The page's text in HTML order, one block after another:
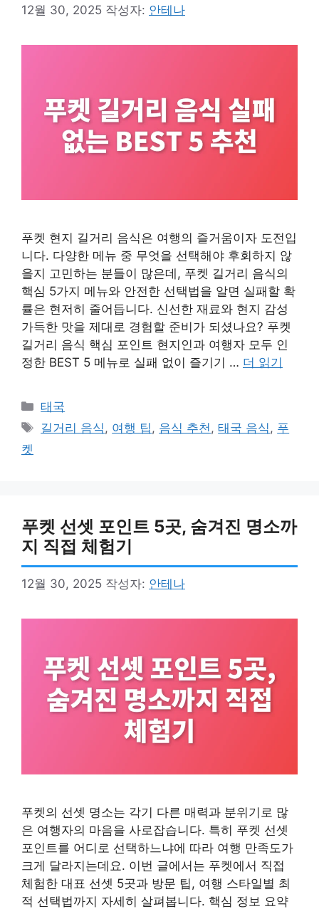
12월 30, 2025 작성자: 안테나
푸켓 현지 길거리 음식은 여행의 즐거움이자 도전입
니다. 다양한 메뉴 중 무엇을 선택해야 후회하지 않
을지 고민하는 분들이 많은데, 푸켓 길거리 음식의
핵심 5가지 메뉴와 안전한 선택법을 알면 실패할 확
률은 현저히 줄어듭니다. 신선한 재료와 현지 감성
가득한 맛을 제대로 경험할 준비가 되셨나요? 푸켓
길거리 음식 핵심 포인트 현지인과 여행자 모두 인
정한 BEST 5 메뉴로 실패 없이 즐기기 … 더 읽기
카
테
태국
태
길거리 음식 , 여행 팁 , 음식 추천 ,태국 음식 , 푸
켓
푸켓 선셋 포인트 5곳, 숨겨진 명소까
지 직접 체험기
12월 30, 2025 작성자: 안테나
푸켓의 선셋 명소는 각기 다른 매력과 분위기로 많
은 여행자의 마음을 사로잡습니다. 특히 푸켓 선셋
포인트를 어디로 선택하느냐에 따라 여행 만족도가
크게 달라지는데요. 이번 글에서는 푸켓에서 직접
체험한 대표 선셋 5곳과 방문 팁, 여행 스타일별 최
적 선택법까지 자세히 살펴봅니다. 핵심 정보 요약